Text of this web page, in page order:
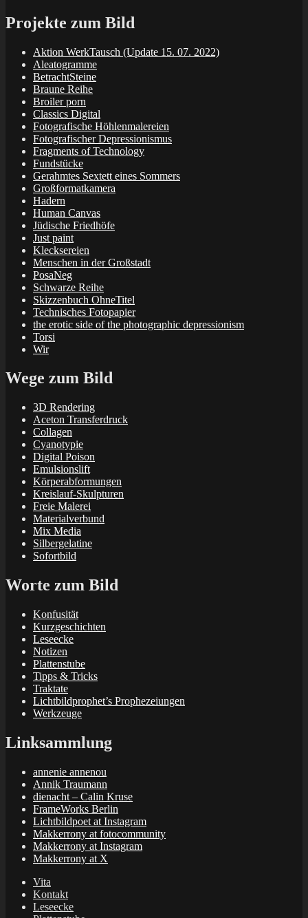
Projekte zum Bild
Aktion WerkTausch (Update 15. 07. 2022)
Aleatogramme
BetrachtSteine
Braune Reihe
Broiler porn
Classics Digital
Fotografische Höhlenmalereien
Fotografischer Depressionismus
Fragments of Technology
Fundstücke
Gerahmtes Sextett eines Sommers
Großformatkamera
Hadern
Human Canvas
Jüdische Friedhöfe
Just paint
Klecksereien
Menschen in der Großstadt
PosaNeg
Schwarze Reihe
Skizzenbuch OhneTitel
Technisches Fotopapier
the erotic side of the photographic depressionism
Torsi
Wir
Wege zum Bild
3D Rendering
Aceton Transferdruck
Collagen
Cyanotypie
Digital Poison
Emulsionslift
Körperabformungen
Kreislauf-Skulpturen
Freie Malerei
Materialverbund
Mix Media
Silbergelatine
Sofortbild
Worte zum Bild
Konfusität
Kurzgeschichten
Leseecke
Notizen
Plattenstube
Tipps & Tricks
Traktate
Lichtbildprophet’s Prophezeiungen
Werkzeuge
Linksammlung
annenie annenou
Annik Traumann
dienacht – Calin Kruse
FrameWorks Berlin
Lichtbildpoet at Instagram
Makkerrony at fotocommunity
Makkerrony at Instagram
Makkerrony at X
Vita
Kontakt
Leseecke